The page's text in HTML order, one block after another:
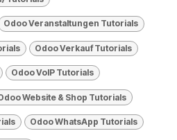
Odoo Veranstaltungen Tutorials
Odoo Verkauf Tutorials
Odoo VolP Tutorials
Website & Shop Tutorials
Odoo WhatsApp Tutorials